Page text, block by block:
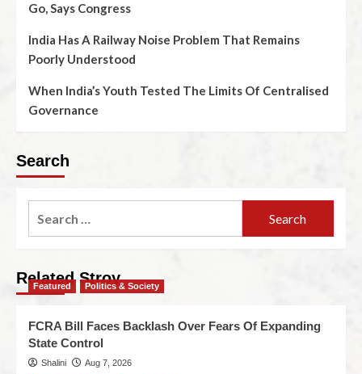
Go, Says Congress
India Has A Railway Noise Problem That Remains
Poorly Understood
When India’s Youth Tested The Limits Of Centralised
Governance
Search
Related Stroy
Featured Politics & Society
FCRA Bill Faces Backlash Over Fears Of Expanding
State Control
Shalini Aug 7, 2026